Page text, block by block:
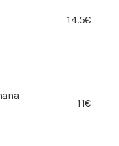
14.5€
11€